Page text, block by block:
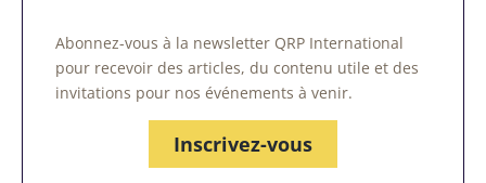
Abonnez-vous à la newsletter QRP International
pour recevoir des articles, du contenu utile et des
invitations pour nos événements à venir.
Inscrivez-vous